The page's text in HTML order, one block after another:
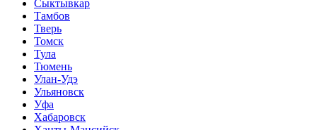
Сыктывкар
Тамбов
Тверь
Томск
Тула
Тюмень
Улан-Удэ
Ульяновск
Уфа
Хабаровск